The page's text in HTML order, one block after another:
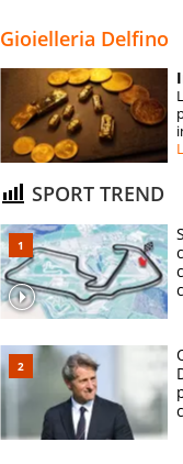
Gioielleria Delfino
SPORT TREND